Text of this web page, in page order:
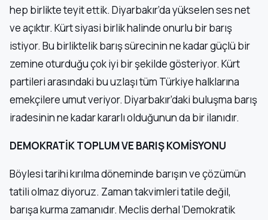
hep birlikte teyit ettik. Diyarbakır’da yükselen ses net
ve açıktır. Kürt siyasi birlik halinde onurlu bir barış
istiyor. Bu birliktelik barış sürecinin ne kadar güçlü bir
zemine oturduğu çok iyi bir şekilde gösteriyor. Kürt
partileri arasındaki bu uzlaşı tüm Türkiye halklarına
emekçilere umut veriyor. Diyarbakır’daki buluşma barış
iradesinin ne kadar kararlı olduğunun da bir ilanıdır.
DEMOKRATİK TOPLUM VE BARIŞ KOMİSYONU
Böylesi tarihi kırılma döneminde barışın ve çözümün
tatili olmaz diyoruz. Zaman takvimleri tatile değil,
barışa kurma zamanıdır. Meclis derhal ‘Demokratik